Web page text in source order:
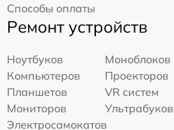
Способы оплаты
Ремонт устройств
Ноутбуков
Моноблоков
Компьютеров
Проекторов
Планшетов
VR систем
Мониторов
Ультрабуков
Электросамокатов